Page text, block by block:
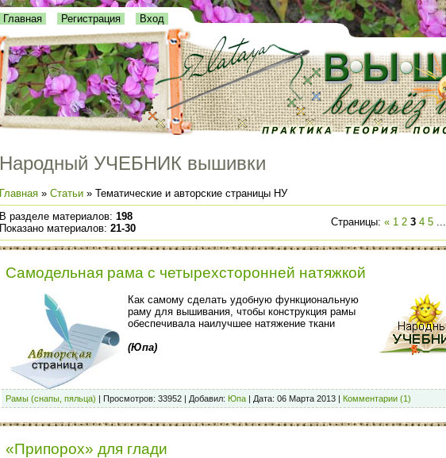
Главная Регистрация Вход
Народный УЧЕБНИК вышивки
Главная » Статьи » Тематические и авторские страницы НУ
В разделе материалов: 198
Показано материалов: 21-30
Страницы: « 1 2 3 4 5 ...
Самодельная рама с четырехсторонней натяжкой
Как самому сделать удобную функциональную
раму для вышивания, чтобы конструкция рамы
обеспечивала наилучшее натяжение ткани
(Юпа)
Рамы (снапы, пяльца) | Просмотров: 33952 | Добавил: Юпа | Дата: 06 Марта 2013 | Комментарии (1)
«Припорох» для глади